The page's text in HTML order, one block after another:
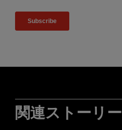
関連ストーリー